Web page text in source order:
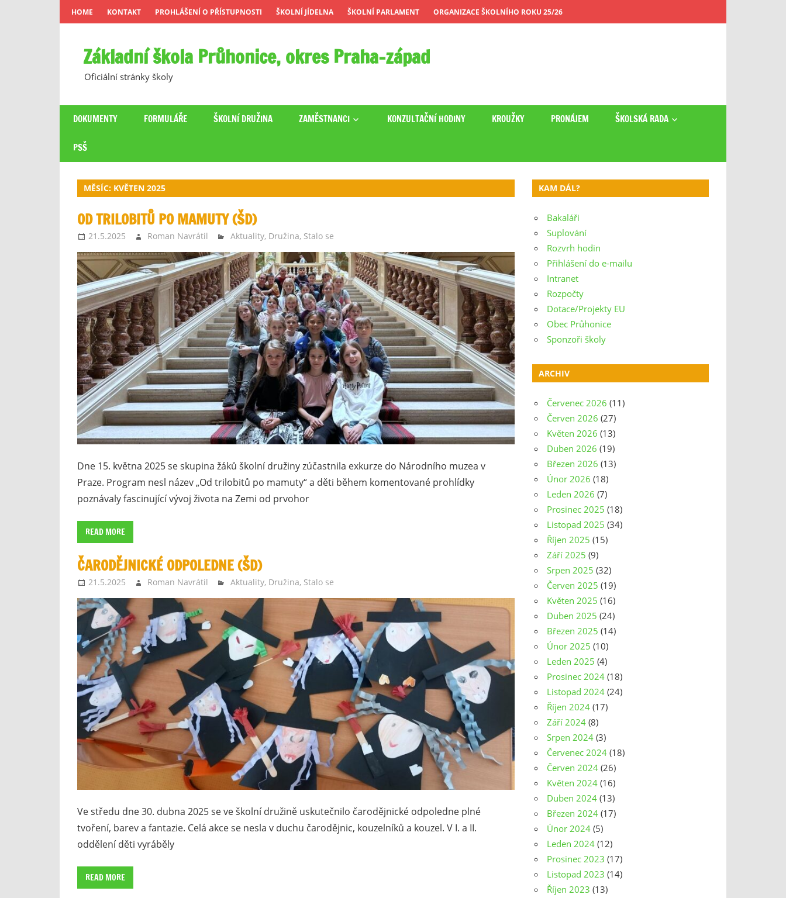
Skip
to
HOME KONTAKT PROHLÁŠENÍ O PŘÍSTUPNOSTI ŠKOLNÍ JÍDELNA ŠKOLNÍ PARLAMENT ORGANIZACE ŠKOLNÍHO ROKU 25/26
Základní škola Průhonice, okres Praha-západ
Oficiální stránky školy
DOKUMENTY FORMULÁŘE ŠKOLNÍ DRUŽINA ZAMĚSTNANCI KONZULTAČNÍ HODINY KROUŽKY PRONÁJEM ŠKOLSKÁ RADA
PSŠ
MĚSÍC: KVĚTEN 2025
OD TRILOBITŮ PO MAMUTY (ŠD)
21.5.2025 Roman Navrátil Aktuality, Družina, Stalo se
Dne 15. května 2025 se skupina žáků školní družiny zúčastnila exkurze do Národního muzea v
Praze. Program nesl název „Od trilobitů po mamuty“ a děti během komentované prohlídky
poznávaly fascinující vývoj života na Zemi od prvohor
READ MORE
ČARODĚJNICKÉ ODPOLEDNE (ŠD)
21.5.2025 Roman Navrátil Aktuality, Družina, Stalo se
Ve středu dne 30. dubna 2025 se ve školní družině uskutečnilo čarodějnické odpoledne plné
tvoření, barev a fantazie. Celá akce se nesla v duchu čarodějnic, kouzelníků a kouzel. V I. a II.
oddělení děti vyráběly
READ MORE
KAM DÁL?
Bakaláři
Suplování
Rozvrh hodin
Přihlášení do e-mailu
Intranet
Rozpočty
Dotace/Projekty EU
Obec Průhonice
Sponzoři školy
ARCHIV
Červenec 2026 (11)
Červen 2026 (27)
Květen 2026 (13)
Duben 2026 (19)
Březen 2026 (13)
Únor 2026 (18)
Leden 2026 (7)
Prosinec 2025 (18)
Listopad 2025 (34)
Říjen 2025 (15)
Září 2025 (9)
Srpen 2025 (32)
Červen 2025 (19)
Květen 2025 (16)
Duben 2025 (24)
Březen 2025 (14)
Únor 2025 (10)
Leden 2025 (4)
Prosinec 2024 (18)
Listopad 2024 (24)
Říjen 2024 (17)
Září 2024 (8)
Srpen 2024 (3)
Červenec 2024 (18)
Červen 2024 (26)
Květen 2024 (16)
Duben 2024 (13)
Březen 2024 (17)
Únor 2024 (5)
Leden 2024 (12)
Prosinec 2023 (17)
Listopad 2023 (14)
Říjen 2023 (13)